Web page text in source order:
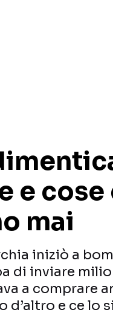
e cose
mai
iniziò a
di inviare
a comprare
d’altro e ce